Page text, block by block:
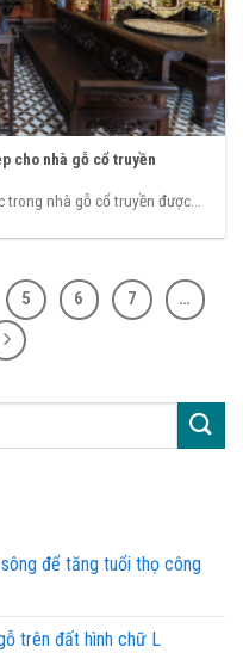
cho nhà gỗ cổ truyền
nhà gỗ cổ truyền được...
5 6 7
…
để tăng tuổi thọ công
trên đất hình chữ L